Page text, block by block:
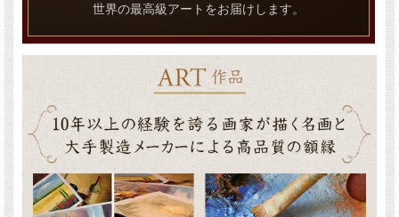
世界の最高級アートをお届けします。